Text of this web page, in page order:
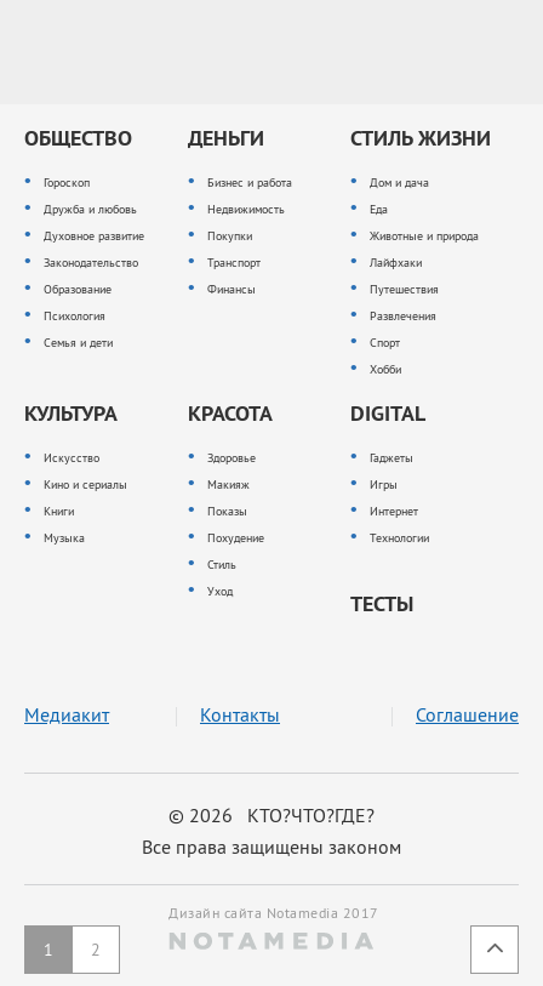
1 2
ОБЩЕСТВО
Гороскоп
Дружба и любовь
Духовное развитие
Законодательство
Образование
Психология
Семья и дети
ДЕНЬГИ
Бизнес и работа
Недвижимость
Покупки
Транспорт
Финансы
СТИЛЬ ЖИЗНИ
Дом и дача
Еда
Животные и природа
Лайфхаки
Путешествия
Развлечения
Спорт
Хобби
КУЛЬТУРА
Искусство
Кино и сериалы
Книги
Музыка
КРАСОТА
Здоровье
Макияж
Показы
Похудение
Стиль
Уход
DIGITAL
Гаджеты
Игры
Интернет
Технологии
ТЕСТЫ
© 2026 КТО?ЧТО?ГДЕ?
Все права защищены законом
Медиакит Контакты Соглашение
Дизайн сайта Notamedia 2017